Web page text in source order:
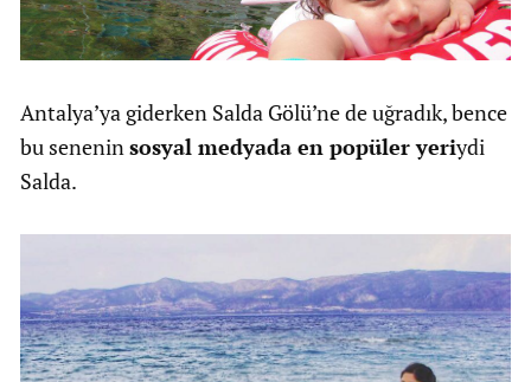
Antalya’ya giderken Salda Gölü’ne de uğradık, bence
bu seneninsosyal medyada en popüler yeriydi
Salda.